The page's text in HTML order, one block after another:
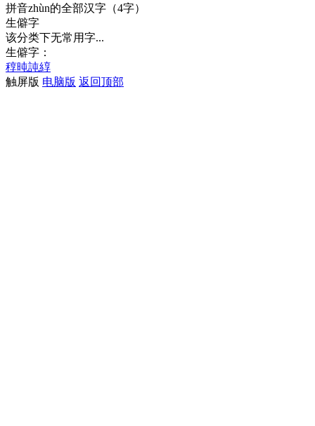
拼音zhùn的全部汉字 （4字）
生僻字
该分类下无常用字...
生僻字：
稕旽訰綧
触屏版 电脑版 返回顶部